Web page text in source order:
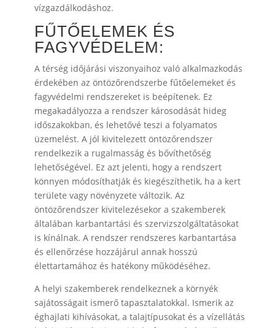
vízgazdálkodáshoz.
FŰTŐELEMEK ÉS
FAGYVÉDELEM:
A térség időjárási viszonyaihoz való alkalmazkodás
érdekében az öntözőrendszerbe fűtőelemeket és
fagyvédelmi rendszereket is beépítenek. Ez
megakadályozza a rendszer károsodását hideg
időszakokban, és lehetővé teszi a folyamatos
üzemelést. A jól kivitelezett öntözőrendszer
rendelkezik a rugalmasság és bővíthetőség
lehetőségével. Ez azt jelenti, hogy a rendszert
könnyen módosíthatják és kiegészíthetik, ha a kert
területe vagy növényzete változik. Az
öntözőrendszer kivitelezésekor a szakemberek
általában karbantartási és szervizszolgáltatásokat
is kínálnak. A rendszer rendszeres karbantartása
és ellenőrzése hozzájárul annak hosszú
élettartamához és hatékony működéséhez.
A helyi szakemberek rendelkeznek a környék
sajátosságait ismerő tapasztalatokkal. Ismerik az
éghajlati kihívásokat, a talajtípusokat és a vízellátás